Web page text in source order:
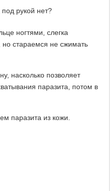
рукой нет?
ногтями, слегка
стараемся не сжимать
насколько позволяет
паразита, потом в
паразита из кожи.